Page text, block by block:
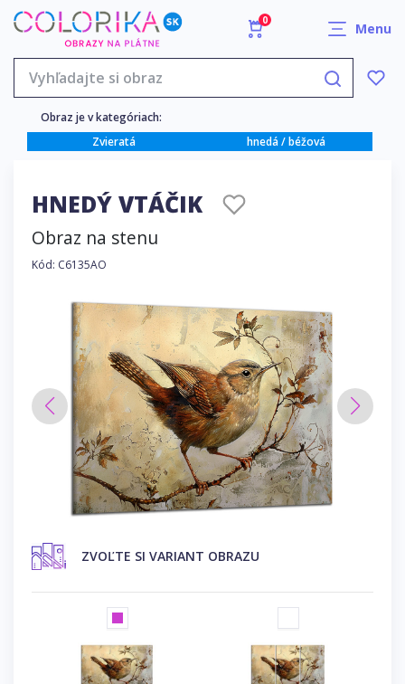
0 Menu
Obraz je v kategóriach:
Zvieratá
hnedá / béžová
HNEDÝ VTÁČIK
Obraz na stenu
Kód: C6135AO
ZVOĽTE SI VARIANT OBRAZU